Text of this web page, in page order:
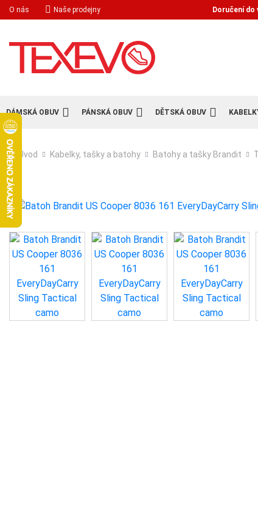
O nás Naše prodejny Doručení do
DÁMSKÁ OBUV PÁNSKÁ OBUV DĚTSKÁ OBUV
Úvod Kabelky, tašky a batohy Batohy a tašky Brandit